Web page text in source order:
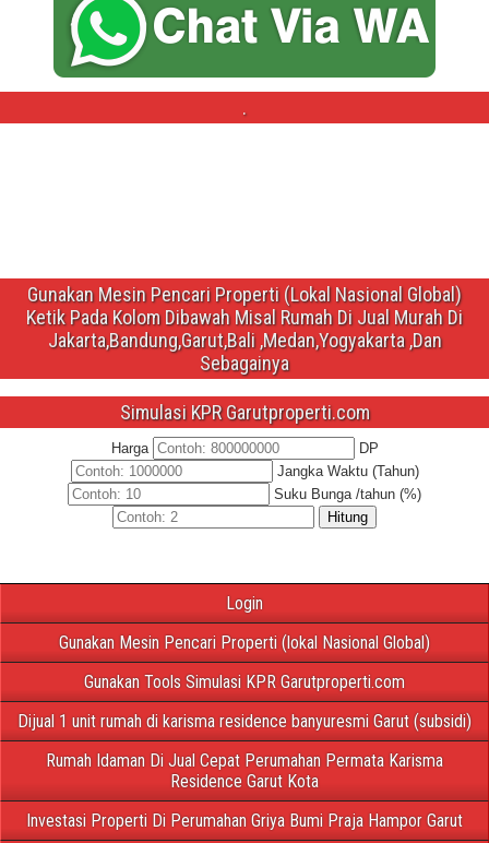
.
Gunakan Mesin Pencari Properti (Lokal Nasional Global)
Ketik Pada Kolom Dibawah Misal Rumah Di Jual Murah Di
Jakarta,Bandung,Garut,Bali ,Medan,Yogyakarta ,Dan
Sebagainya
Simulasi KPR Garutproperti.com
Harga
DP
Jangka Waktu (Tahun)
Suku Bunga /tahun (%)
Hitung
Login
Gunakan Mesin Pencari Properti (lokal Nasional Global)
Gunakan Tools Simulasi KPR Garutproperti.com
Dijual 1 unit rumah di karisma residence banyuresmi Garut (subsidi)
Rumah Idaman Di Jual Cepat Perumahan Permata Karisma
Residence Garut Kota
Investasi Properti Di Perumahan Griya Bumi Praja Hampor Garut